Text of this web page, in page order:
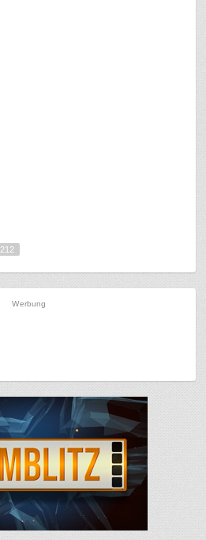
212
Werbung